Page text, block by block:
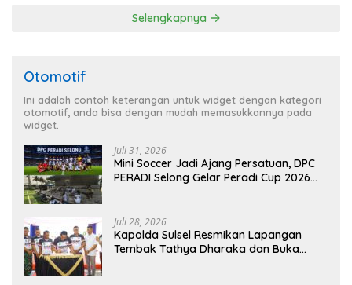
Selengkapnya
Otomotif
Ini adalah contoh keterangan untuk widget dengan kategori
otomotif, anda bisa dengan mudah memasukkannya pada
widget.
Juli 31, 2026
Mini Soccer Jadi Ajang Persatuan, DPC
PERADI Selong Gelar Peradi Cup 2026
Juli 28, 2026
Kapolda Sulsel Resmikan Lapangan
Tembak Tathya Dharaka dan Buka